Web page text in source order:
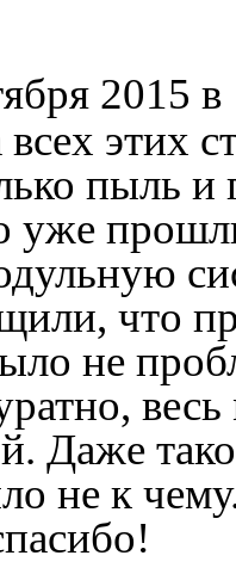
2015
этих
пыль и
уже
что
не
Даже
не к